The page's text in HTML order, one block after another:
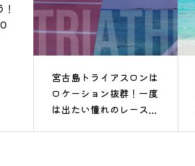
宮古島トライアスロンは
ロケーション抜群！一度
は出たい憧れのレース...